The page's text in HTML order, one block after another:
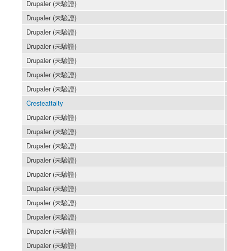
Drupaler (未驗證)
Drupaler (未驗證)
Drupaler (未驗證)
Drupaler (未驗證)
Drupaler (未驗證)
Drupaler (未驗證)
Drupaler (未驗證)
Cresteattalty
Drupaler (未驗證)
Drupaler (未驗證)
Drupaler (未驗證)
Drupaler (未驗證)
Drupaler (未驗證)
Drupaler (未驗證)
Drupaler (未驗證)
Drupaler (未驗證)
Drupaler (未驗證)
Drupaler (未驗證)